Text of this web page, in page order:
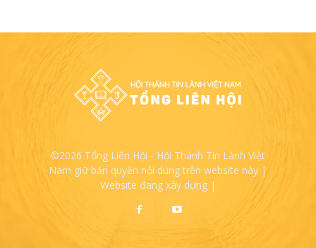
©2026 Tổng Liên Hội - Hội Thánh Tin Lành Việt
Nam giữ bản quyền nội dung trên website này |
Website đang xây dựng |